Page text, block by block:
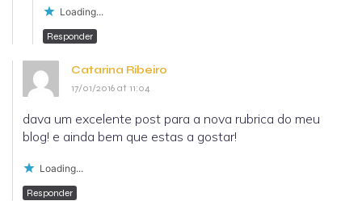
Loading...
Responder
Catarina Ribeiro
17/01/2016 at 11:04
dava um excelente post para a nova rubrica do meu
blog! e ainda bem que estas a gostar!
Loading...
Responder